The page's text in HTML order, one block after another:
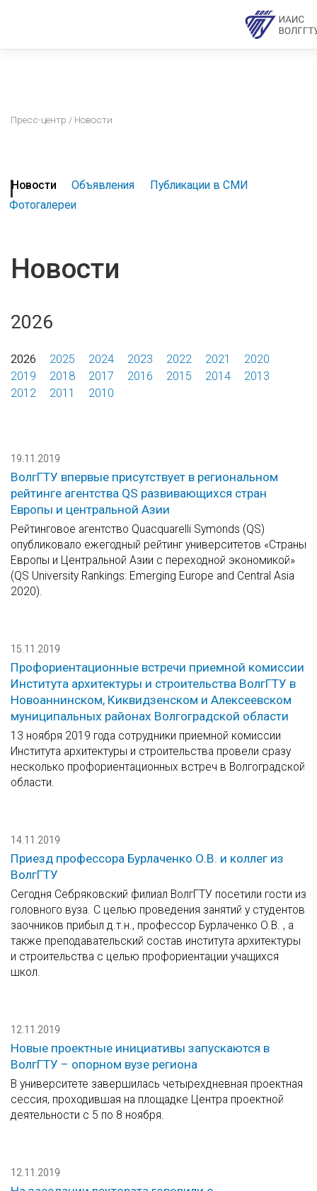
Пресс-центр / Новости
Новости Объявления
Публикации в СМИ
Фотогалереи
Новости
2026
2026 2025 2024 2023 2022 2021
2020
2019
2018 2017 2016 2015 2014
2013
2012
2011 2010
19.11.2019
ВолгГТУ впервые присутствует в региональном
рейтинге агентства QS развивающихся стран
Европы и центральной Азии
Рейтинговое агентство Quacquarelli Symonds (QS)
опубликовало ежегодный рейтинг университетов «Страны
Европы и Центральной Азии с переходной экономикой»
(QS University Rankings: Emerging Europe and Central Asia
2020).
15.11.2019
Профориентационные встречи приемной комиссии
Института архитектуры и строительства ВолгГТУ в
Новоаннинском, Киквидзенском и Алексеевском
муниципальных районах Волгоградской области
13 ноября 2019 года сотрудники приемной комиссии
Института архитектуры и строительства провели сразу
несколько профориентационных встреч в Волгоградской
области.
14.11.2019
Приезд профессора Бурлаченко О.В. и коллег из
ВолгГТУ
Сегодня Себряковский филиал ВолгГТУ посетили гости из
головного вуза. С целью проведения занятий у студентов
заочников прибыл д.т.н., профессор Бурлаченко О.В. , а
также преподавательский состав института архитектуры
и строительства с целью профориентации учащихся
школ.
12.11.2019
Новые проектные инициативы запускаются в
ВолгГТУ – опорном вузе региона
В университете завершилась четырехдневная проектная
сессия, проходившая на площадке Центра проектной
деятельности с 5 по 8 ноября.
12.11.2019